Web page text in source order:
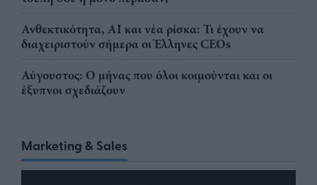
Ανθεκτικότητα, AI και νέα ρίσκα: Τι έχουν να
διαχειριστούν σήμερα οι Έλληνες CEOs
Αύγουστος: Ο μήνας που όλοι κοιμούνται και οι
έξυπνοι σχεδιάζουν
Marketing & Sales